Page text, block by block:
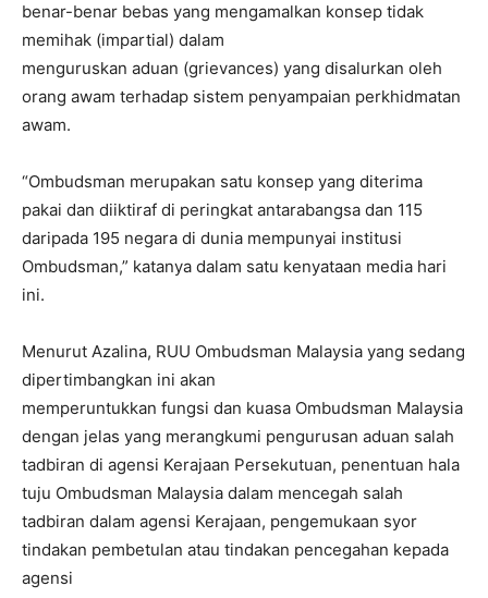
benar-benar bebas yang mengamalkan konsep tidak
memihak (impartial) dalam
menguruskan aduan (grievances) yang disalurkan oleh
orang awam terhadap sistem penyampaian perkhidmatan
awam.
“Ombudsman merupakan satu konsep yang diterima
pakai dan diiktiraf di peringkat antarabangsa dan 115
daripada 195 negara di dunia mempunyai institusi
Ombudsman,” katanya dalam satu kenyataan media hari
ini.
Menurut Azalina, RUU Ombudsman Malaysia yang sedang
dipertimbangkan ini akan
memperuntukkan fungsi dan kuasa Ombudsman Malaysia
dengan jelas yang merangkumi pengurusan aduan salah
tadbiran di agensi Kerajaan Persekutuan, penentuan hala
tuju Ombudsman Malaysia dalam mencegah salah
tadbiran dalam agensi Kerajaan, pengemukaan syor
tindakan pembetulan atau tindakan pencegahan kepada
agensi